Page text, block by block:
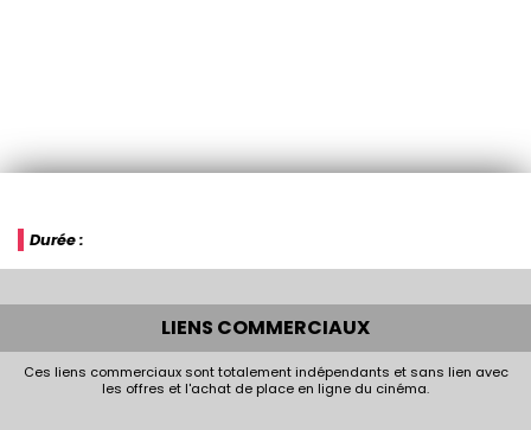
Durée :
LIENS COMMERCIAUX
Ces liens commerciaux sont totalement indépendants et sans lien avec
les offres et l'achat de place en ligne du cinéma.